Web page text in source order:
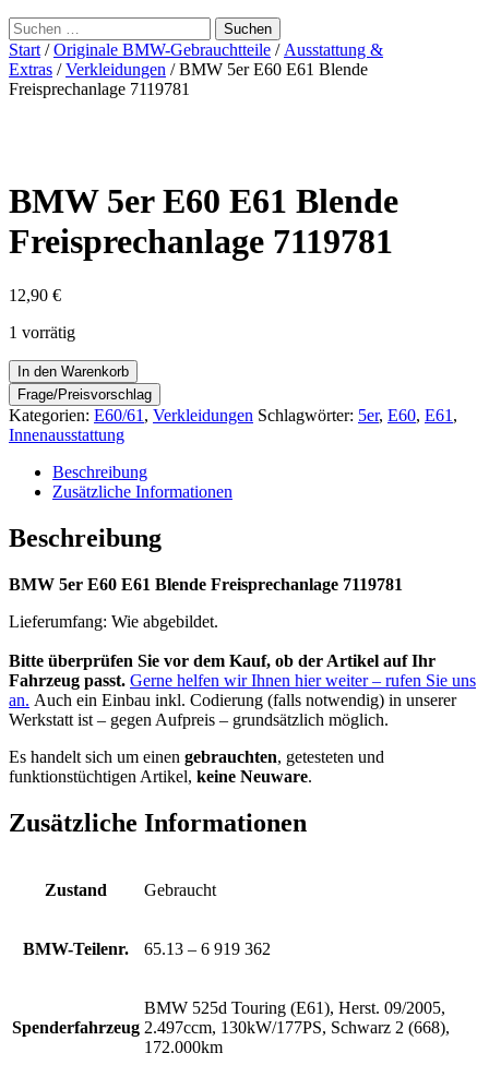
Suchen
nach:
Start /Originale BMW-Gebrauchtteile / Ausstattung &
Extras /Verkleidungen / BMW 5er E60 E61 Blende
Freisprechanlage 7119781
BMW 5er E60 E61 Blende
Freisprechanlage 7119781
12,90 €
1 vorrätig
BMW
5er
E60
E61
Blende
Freisprechanlage
7119781
Menge
In den Warenkorb
Kategorien: E60/61 , Verkleidungen Schlagwörter: 5er, E60, E61 ,
Innenausstattung
Beschreibung
Zusätzliche Informationen
Beschreibung
BMW 5er E60 E61 Blende Freisprechanlage 7119781
Lieferumfang: Wie abgebildet.
Bitte überprüfen Sie vor dem Kauf, ob der Artikel auf Ihr
Fahrzeug passt. Gerne helfen wir Ihnen hier weiter – rufen Sie uns
an. Auch ein Einbau inkl. Codierung (falls notwendig) in unserer
Werkstatt ist – gegen Aufpreis – grundsätzlich möglich.
Es handelt sich um einen gebrauchten, getesteten und
funktionstüchtigen Artikel, keine Neuware.
Zusätzliche Informationen
Zustand Gebraucht
BMW-Teilenr. 65.13 – 6 919 362
Spenderfahrzeug
BMW 525d Touring (E61), Herst. 09/2005,
2.497ccm, 130kW/177PS, Schwarz 2 (668),
172.000km